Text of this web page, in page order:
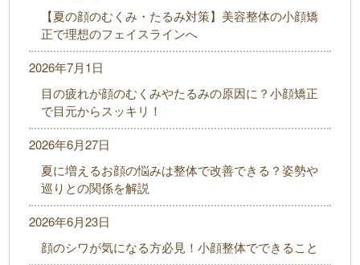
【夏の顔のむくみ・たるみ対策】美容整体の小顔矯
正で理想のフェイスラインへ
目の疲れが顔のむくみやたるみの原因に？小顔矯正
で目元からスッキリ！
2026年7月1日
夏に増えるお顔の悩みは整体で改善できる？姿勢や
巡りとの関係を解説
2026年6月27日
顔のシワが気になる方必見！小顔整体でできること
2026年6月23日